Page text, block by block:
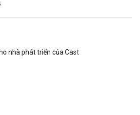
nhà phát triển của Cast